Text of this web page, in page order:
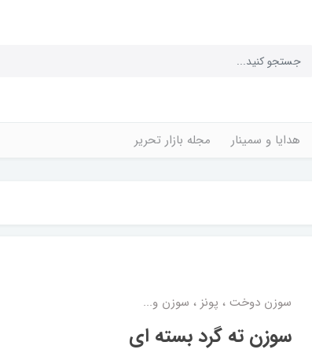
هدایا و سمینار مجله بازار تحریر
سوزن دوخت ، پونز ، سوزن و...
سوزن ته گرد بسته ای